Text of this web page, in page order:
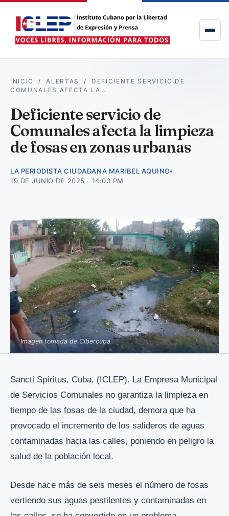
INICIO /ALERTAS / DEFICIENTE SERVICIO DE
COMUNALES AFECTA LA…
Deficiente servicio de
Comunales afecta la limpieza
de fosas en zonas urbanas
LA PERIODISTA CIUDADANA MARIBEL AQUINO
19 DE JUNIO DE 2025 · 14:00 PM
Imagen tomada de Cibercuba
Sancti Spíritus, Cuba, (ICLEP). La Empresa Municipal
de Servicios Comunales no garantiza la limpieza en
tiempo de las fosas de la ciudad, demora que ha
provocado el incremento de los salideros de aguas
contaminadas hacia las calles, poniendo en peligro la
salud de la población local.
Desde hace más de seis meses el número de fosas
vertiendo sus aguas pestilentes y contaminadas en